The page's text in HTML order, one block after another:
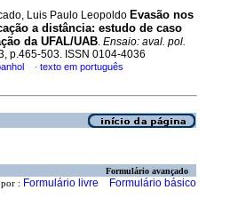
Luis Paulo Leopoldo Evasão nos
a distância: estudo de caso
da UFAL/UAB. Ensaio: aval. pol.
p.465-503. ISSN 0104-4036
· texto em português
Formulário avançado
por : Formulário livre Formulário básico